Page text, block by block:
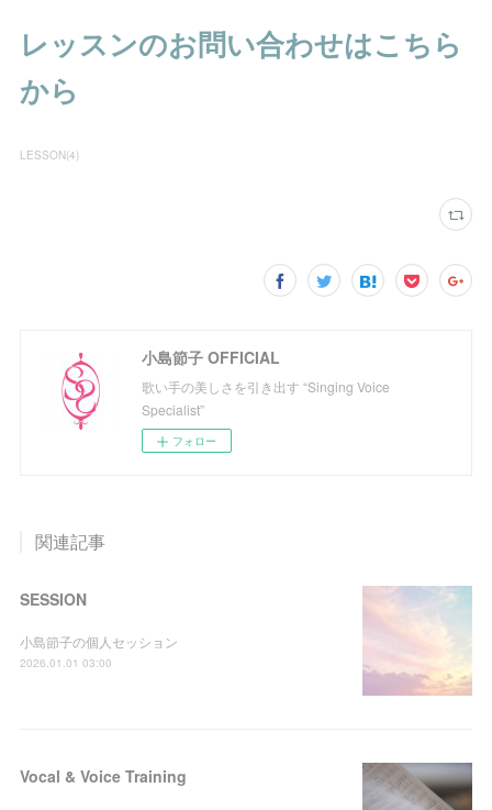
レッスンのお問い合わせはこちら
から
LESSON(4)
小島節子 OFFICIAL
歌い手の美しさを引き出す “Singing Voice
Specialist”
フォロー
関連記事
SESSION
小島節子の個人セッション
2026.01.01 03:00
Vocal & Voice Training